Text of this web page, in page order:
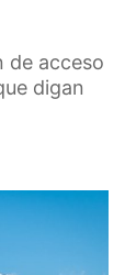
de acceso
digan